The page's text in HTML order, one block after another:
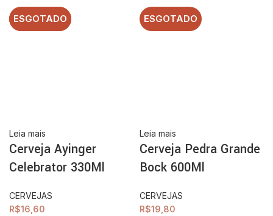
ESGOTADO
Leia mais
Cerveja Ayinger
Celebrator 330Ml
CERVEJAS
R$16,60
ESGOTADO
Leia mais
Cerveja Pedra Grande
Bock 600Ml
CERVEJAS
R$19,80
ESGOTADO